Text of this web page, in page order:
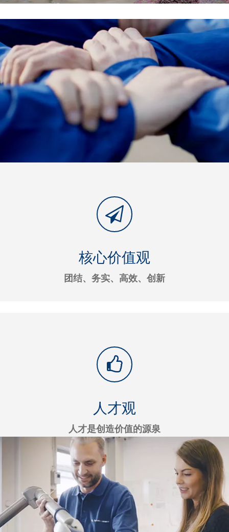
核心价值观
团结、务实、高效、创新
人才观
人才是创造价值的源泉